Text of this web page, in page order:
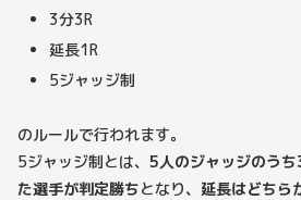
3分3R
延長1R
5ジャッジ制
のルールで行われます。
5ジャッジ制とは、 5人のジャッジのう
た選手が判定勝ちとなり、 延長はどちら